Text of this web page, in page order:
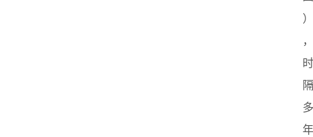
）
，
时
隔
多
年